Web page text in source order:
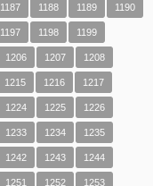
1187 1188 1189 1190
1197 1198 1199
1206 1207 1208
1215 1216 1217
1224 1225 1226
1233 1234 1235
1242 1243 1244
1251 1252 1253